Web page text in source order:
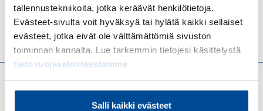
tallennustekniikoita, jotka keräävät henkilötietoja.
Evästeet-sivulta voit hyväksyä tai hylätä kaikki sellaiset
evästeet, jotka eivät ole välttämättömiä sivuston
toiminnan kannalta. Lue tarkemmin tietojesi käsittelystä
tietosuojaselosteestamme
Salli kaikki evästeet
digiloikkavinkit: Tunnista – Valitse
– Ota käyttöön
Lisätietoa hankkeesta
Mikroyrityksen digiloikka -tiedonvälityshanke